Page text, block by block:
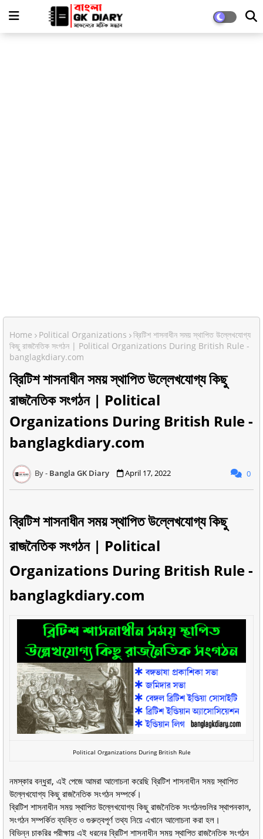
Home Political Organizations
ব্রিটিশ শাসনাধীন সময় স্থাপিত উল্লেখযোগ্য
কিছু রাজনৈতিক সংগঠন | Political Organizations During British Rule -
banglagkdiary.com
ব্রিটিশ শাসনাধীন সময় স্থাপিত উল্লেখযোগ্য কিছু
রাজনৈতিক সংগঠন | Political
Organizations During British Rule -
banglagkdiary.com
Bangla GK Diary April 17, 2022 0
ব্রিটিশ শাসনাধীন সময় স্থাপিত উল্লেখযোগ্য কিছু
রাজনৈতিক সংগঠন | Political
Organizations During British Rule -
banglagkdiary.com
Political Organizations During British Rule
নমস্কার বন্ধুরা, এই পেজে আমরা আলোচনা করেছি ব্রিটিশ শাসনাধীন সময় স্থাপিত
উল্লেখযোগ্য কিছু রাজনৈতিক সংগঠন সম্পর্কে।
ব্রিটিশ শাসনাধীন সময় স্থাপিত উল্লেখযোগ্য কিছু রাজনৈতিক সংগঠনগুলির স্থাপনকাল,
সংগঠন সম্পর্কিতব্যক্তি ও গুরুত্বপূর্ণ তথ্য নিয়ে এখানে আলোচনা করা হল।
বিভিন্ন চাকরির পরীক্ষায় এই ধরনের ব্রিটিশ শাসনাধীন সময় স্থাপিত রাজনৈতিক সংগঠন